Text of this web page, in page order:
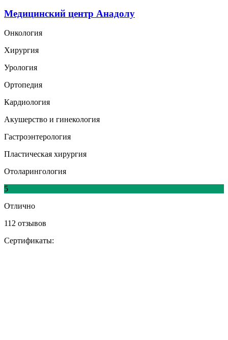
Медицинский центр Анадолу
Онкология
Хирургия
Урология
Ортопедия
Кардиология
Акушерство и гинекология
Гастроэнтерология
Пластическая хирургия
Отоларингология
5
Отлично
112 отзывов
Сертификаты: